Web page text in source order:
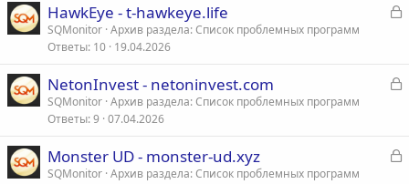
З
HawkEye - t-hawkeye.life
SQMonitor Архив раздела: Список проблемных программ
Ответы 10 19.04.2026
З
NetonInvest - netoninvest.com
SQMonitor Архив раздела: Список проблемных программ
Ответы 9 07.04.2026
З
Monster UD - monster-ud.xyz
SQMonitor Архив раздела: Список проблемных программ